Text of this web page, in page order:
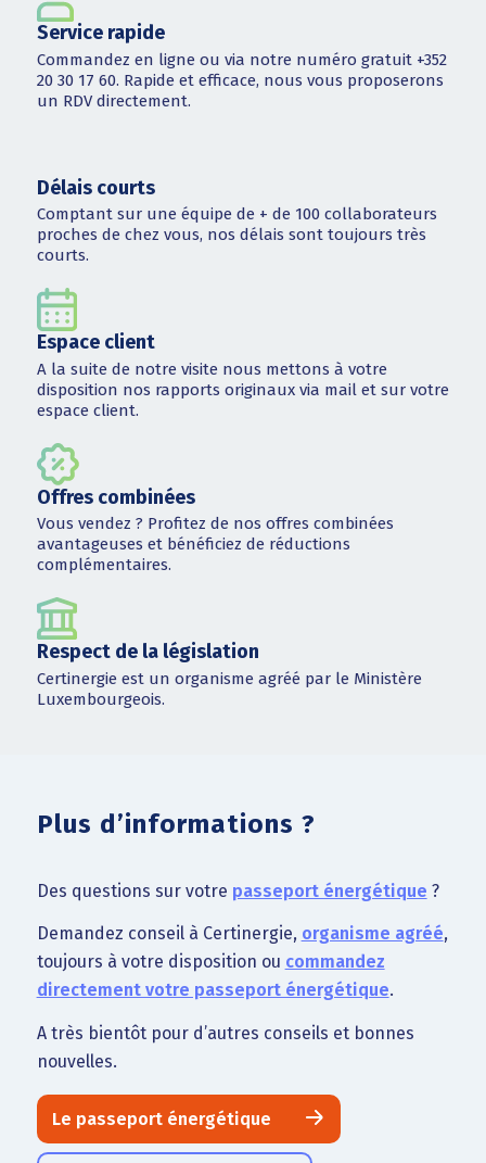
Service rapide
Commandez en ligne ou via notre numéro gratuit +352
20 30 17 60. Rapide et efficace, nous vous proposerons
un RDV directement.
Délais courts
Comptant sur une équipe de + de 100 collaborateurs
proches de chez vous, nos délais sont toujours très
courts.
Espace client
A la suite de notre visite nous mettons à votre
disposition nos rapports originaux via mail et sur votre
espace client.
Offres combinées
Vous vendez ? Profitez de nos offres combinées
avantageuses et bénéficiez de réductions
complémentaires.
Respect de la législation
Certinergie est un organisme agréé par le Ministère
Luxembourgeois.
Plus d’informations ?
Des questions sur votre passeport énergétique ?
Demandez conseil à Certinergie, organisme agréé,
toujours à votre disposition ou commandez
directement votre passeport énergétique.
A très bientôt pour d’autres conseils et bonnes
nouvelles.
Le passeport énergétique